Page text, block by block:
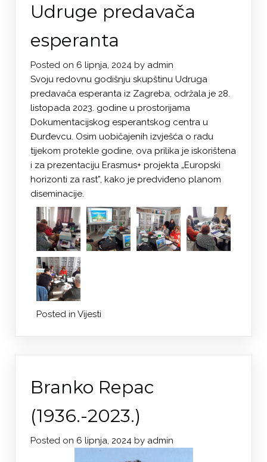
Udruge predavača
esperanta
Posted on 6 lipnja, 2024 by admin
Svoju redovnu godišnju skupštinu Udruga
predavača esperanta iz Zagreba, održala je 28.
listopada 2023. godine u prostorijama
Dokumentacijskog esperantskog centra u
Đurđevcu. Osim uobičajenih izvješća o radu
tijekom protekle godine, ova prilika je iskorištena
i za prezentaciju Erasmus+ projekta „Europski
horizonti za rast”, kako je predviđeno planom
diseminacije.
Posted in Vijesti
Branko Repac
(1936.-2023.)
Posted on 6 lipnja, 2024 by admin